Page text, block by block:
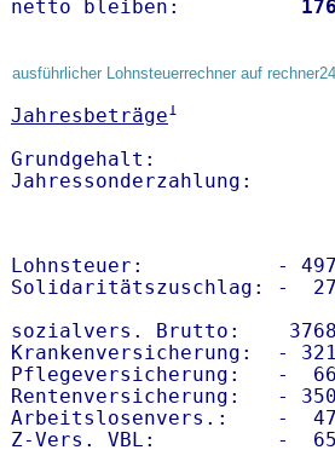
netto bleiben:
ausführlicher Lohnsteuerrechner auf
Jahresbeträge1
Grundgehalt:
Lohnsteuer:           -
Solidaritätszuschlag: -
sozialvers. Brutto:
Krankenversicherung:  -
Pflegeversicherung:   -
Rentenversicherung:   -
Arbeitslosenvers.:    -
Z-Vers. VBL:          -